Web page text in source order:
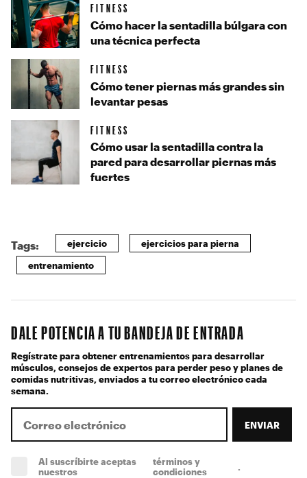
FITNESS
Cómo hacer la sentadilla búlgara con
una técnica perfecta
FITNESS
Cómo tener piernas más grandes sin
levantar pesas
FITNESS
Cómo usar la sentadilla contra la
pared para desarrollar piernas más
fuertes
Tags: ejercicio ejercicios para pierna
entrenamiento
DALE POTENCIA A TU BANDEJA DE ENTRADA
Regístrate para obtener entrenamientos para desarrollar
músculos, consejos de expertos para perder peso y planes de
comidas nutritivas, enviados a tu correo electrónico cada
semana.
ENVIAR
Al suscríbirte aceptas
nuestros
términos y
condiciones